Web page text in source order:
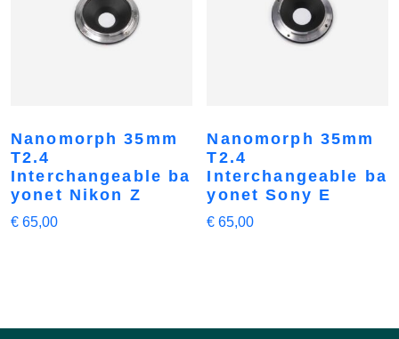
Nanomorph 35mm
T2.4
Interchangeable ba
yonet Nikon Z
€ 65,00
Nanomorph 35mm
T2.4
Interchangeable ba
yonet Sony E
€ 65,00